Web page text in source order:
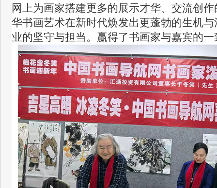
网上为画家搭建更多的展示才华、交流创
华书画艺术在新时代焕发出更蓬勃的生机
业的坚守与担当。赢得了书画家与嘉宾的